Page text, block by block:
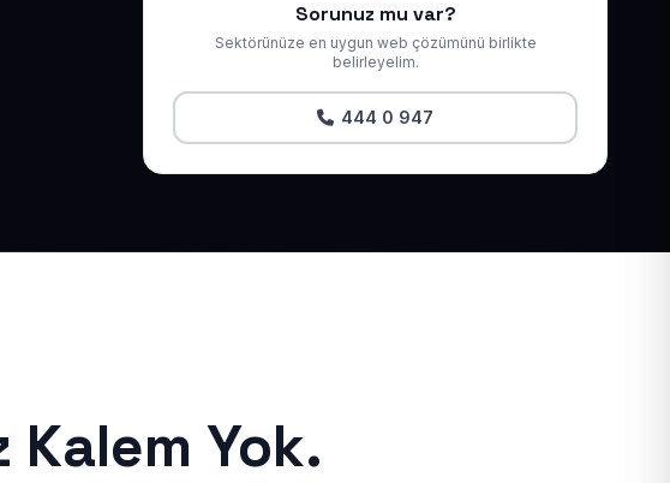
Sorunuz mu var?
Sektörünüze en uygun web çözümünü birlikte
belirleyelim.
444 0 947
Yok.